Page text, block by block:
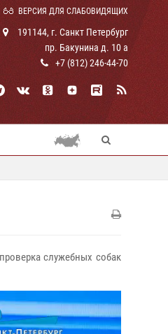
ВЕРСИЯ ДЛЯ СЛАБОВИДЯЩИХ
191144, г. Санкт Петербург
пр. Бакунина д. 10 а
+7 (812) 246-44-70
служебных собак